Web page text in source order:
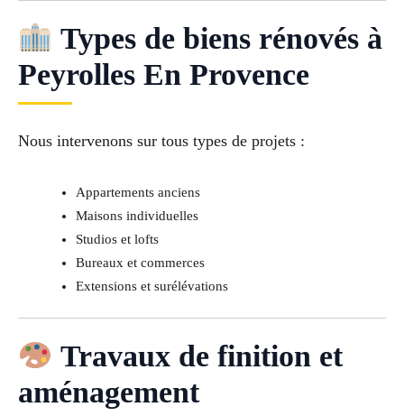
Types de biens rénovés à
Peyrolles En Provence
Nous intervenons sur tous types de projets :
Appartements anciens
Maisons individuelles
Studios et lofts
Bureaux et commerces
Extensions et surélévations
Travaux de finition et
aménagement